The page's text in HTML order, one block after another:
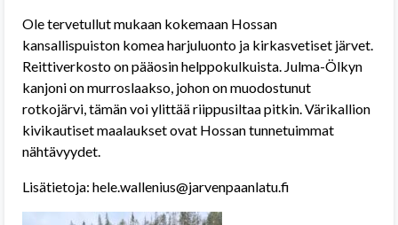
Ole tervetullut mukaan kokemaan Hossan
kansallispuiston komea harjuluonto ja kirkasvetiset järvet.
Reittiverkosto on pääosin helppokulkuista. Julma-Ölkyn
kanjoni on murroslaakso, johon on muodostunut
rotkojärvi, tämän voi ylittää riippusiltaa pitkin. Värikallion
kivikautiset maalaukset ovat Hossan tunnetuimmat
nähtävyydet.
Lisätietoja: hele.wallenius@jarvenpaanlatu.fi